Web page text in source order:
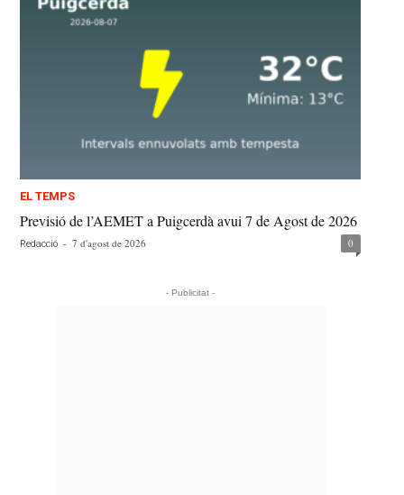
EL TEMPS
Previsió de l’AEMET a Puigcerdà avui 7 de Agost de 2026
Redacció - 7 d'agost de 2026 0
- Publicitat -